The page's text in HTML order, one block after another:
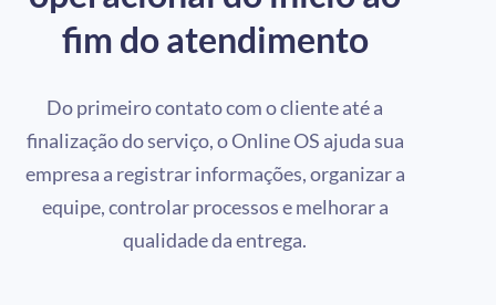
fim do atendimento
Do primeiro contato com o cliente até a
finalização do serviço, o Online OS ajuda sua
empresa a registrar informações, organizar a
equipe, controlar processos e melhorar a
qualidade da entrega.